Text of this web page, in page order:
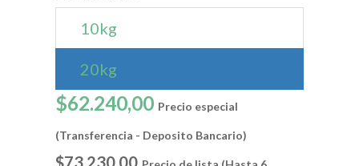
10kg
20kg
$62.240,00 Precio especial
(Transferencia - Deposito Bancario)
$73.230,00